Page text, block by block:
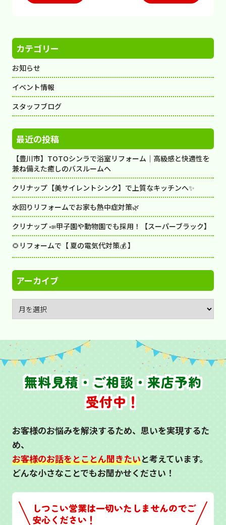
カテゴリー
お知らせ
イベント情報
スタッフブログ
最近の投稿
【豊川市】TOTOシンラで浴室リフォーム｜高級感と快適性を
兼ね備えた癒しのバスルームへ
クリナップ【美サイレントシンク】で上質なキッチンへ✨
水回りリフォームでお家も熱中症対策🌿
クリナップ 📣甲子園や動物園でも採用！【スーパーブラック】
🌻リフォームで【 夏の電気代対策💰 】
アーカイブ
無料見積・ご相談・来店予約
受付中！
お客様のお悩みを解決するため、思いを実現するた
め、
お客様のお話をとことん聞きたいと考えています。
どんな小さなことでもお聞かせください！
しつこい営業は一切いたしませんのでご
安心ください！